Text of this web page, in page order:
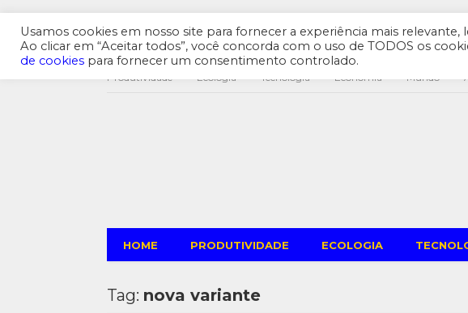
Produtividade Ecologia Tecnologia Economia Mundo
HOME PRODUTIVIDADE ECOLOGIA
Tag: nova variante
Usamos cookies em nosso site para fornecer a experiência mais relevante,
Ao clicar em “Aceitar todos”, você concorda com o uso de TODOS os
de cookies para fornecer um consentimento controlado.